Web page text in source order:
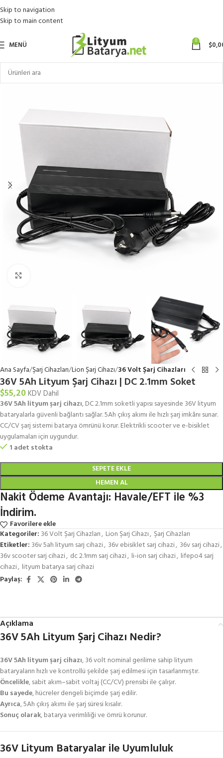
Skip to navigation
Skip to main content
MENÜ 0 $
Ana Sayfa Şarj Cihazları Lion Şarj Cihazı 36 Volt Şarj Cihazları
36V 5Ah Lityum Şarj Cihazı | DC 2.1mm Soket
$55,20KDV Dahil
36V 5Ah lityum şarj cihazı, DC 2.1mm soketli yapısı sayesinde 36V lityum
bataryalarla güvenli bağlantı sağlar. 5Ah çıkış akımı ile hızlı şarj imkânı sunar.
CC/CV şarj sistemi batarya ömrünü korur. Elektrikli scooter ve e-bisiklet
uygulamaları için uygundur.
1 adet stokta
SEPETE EKLE
HEMEN AL
Nakit Ödeme Avantajı: Havale/EFT ile %3
İndirim.
Favorilere ekle
Kategoriler: 36 Volt Şarj Cihazları, Lion Şarj Cihazı, Şarj Cihazları
Etiketler: 36v 5ah lityum sarj cihazi, 36v ebisiklet sarj cihazi, 36v sarj cihazi,
36v scooter sarj cihazi, dc 2.1mm sarj cihazi, li-ion sarj cihazi, lifepo4 sarj
cihazi, lityum batarya sarj cihazi
Paylaş:
Açıklama
36V 5Ah Lityum Şarj Cihazı Nedir?
36V 5Ah lityum şarj cihazı, 36 volt nominal gerilime sahip lityum
bataryaların hızlı ve kontrollü şekilde şarj edilmesi için tasarlanmıştır.
Öncelikle, sabit akım–sabit voltaj (CC/CV) prensibi ile çalışır.
Bu sayede, hücreler dengeli biçimde şarj edilir.
Ayrıca, 5Ah çıkış akımı ile şarj süresi kısalır.
Sonuç olarak, batarya verimliliği ve ömrü korunur.
36V Lityum Bataryalar ile Uyumluluk